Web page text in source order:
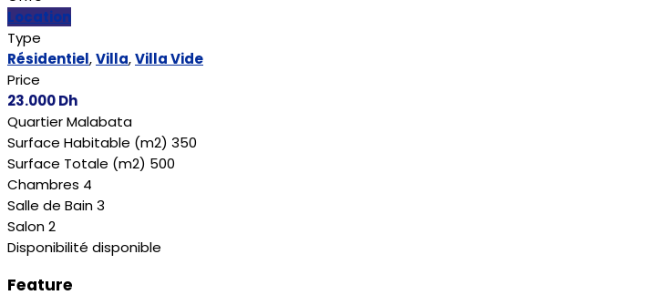
Location
Type
Résidentiel,Villa,Villa Vide
Price
23.000Dh
QuartierMalabata
Surface Habitable (m2) 350
Surface Totale (m2) 500
Chambres 4
Salle de Bain3
Salon2
Disponibilité disponible
Feature